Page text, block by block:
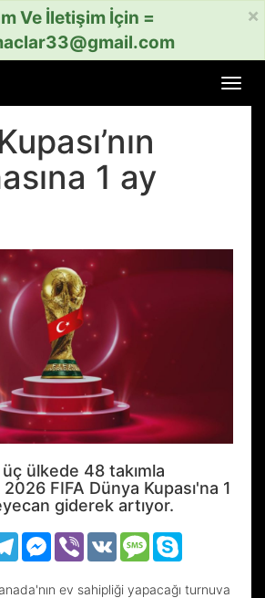
×
Ve İletişim İçin =
aç
1 ay
ülkede 48 takımla
FIFA Dünya Kupası'na 1
giderek artıyor.
TelegramMessenger
Viber VK Message
ev sahipliği yapacağı turnuva